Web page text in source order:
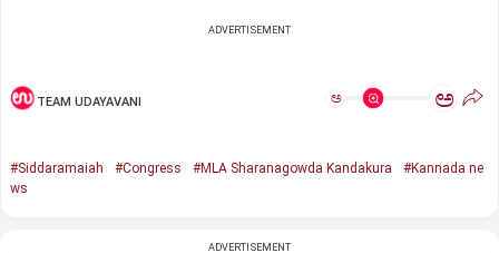
ADVERTISEMENT
TEAM UDAYAVANI ಅ ಅ
#Siddaramaiah #Congress #MLA Sharanagowda Kandakura
#Kannada ne
ws
ADVERTISEMENT